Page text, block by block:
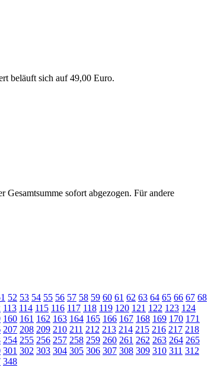
beläuft sich auf 49,00 Euro.
sofort abgezogen. Für andere
52 53 54 55 56 57 58 59 60 61 62 63 64 65 66 67 68
113 114 115 116 117 118 119 120 121 122 123 124
160 161 162 163 164 165 166 167 168 169 170 171
207 208 209 210 211 212 213 214 215 216 217 218
254 255 256 257 258 259 260 261 262 263 264 265
301 302 303 304 305 306 307 308 309 310 311 312
348